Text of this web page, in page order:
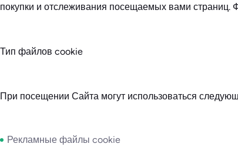
покупки и отслеживания посещаемых вами страниц.
Тип файлов cookie
При посещении Сайта могут использоваться
Рекламные файлы cookie